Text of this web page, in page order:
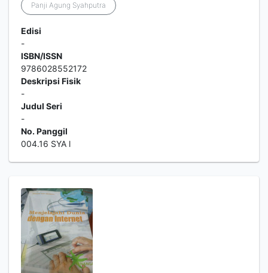
Panji Agung Syahputra
Edisi
-
ISBN/ISSN
9786028552172
Deskripsi Fisik
-
Judul Seri
-
No. Panggil
004.16 SYA l